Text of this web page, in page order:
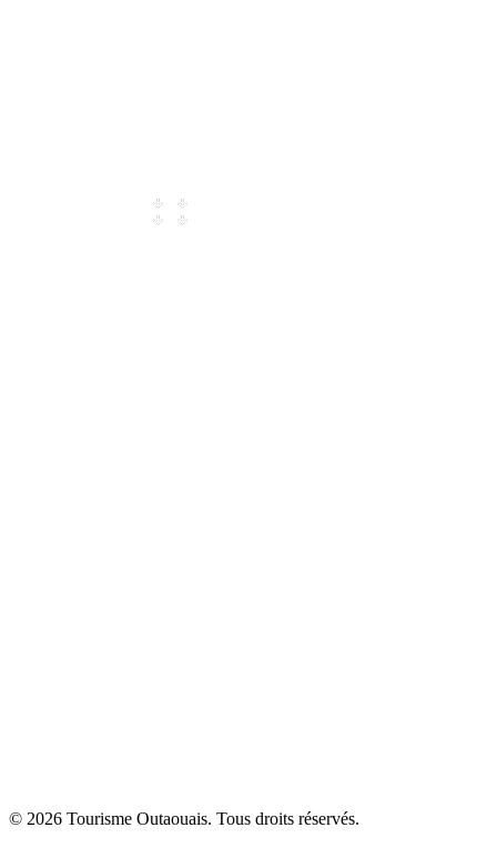
© 2026 Tourisme Outaouais. Tous droits réservés.